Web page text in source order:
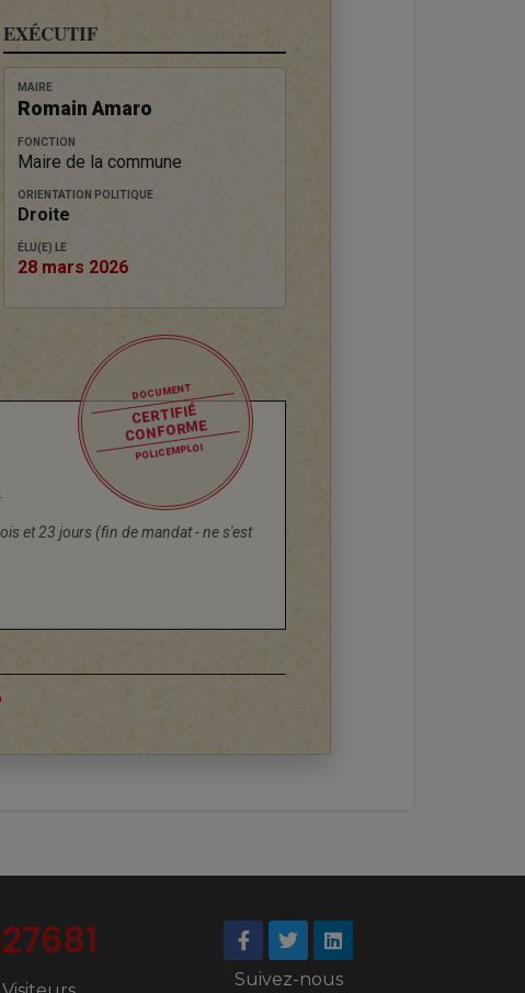
EXÉCUTIF
MAIRE
Romain Amaro
FONCTION
Maire de la commune
ORIENTATION POLITIQUE
Droite
ÉLU(E) LE
28 mars 2026
et 23 jours (fin de mandat - ne s'est
DOCUMENT
CERTIFIÉ
CONFORME
POLICEMPLOI
Suivez-nous